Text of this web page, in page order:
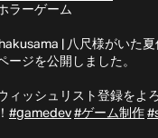
ラーゲーム
| 八尺様がいた夏
ージを公開しました。
ィッシュリスト登録をよ
#gamedev #ゲーム制作